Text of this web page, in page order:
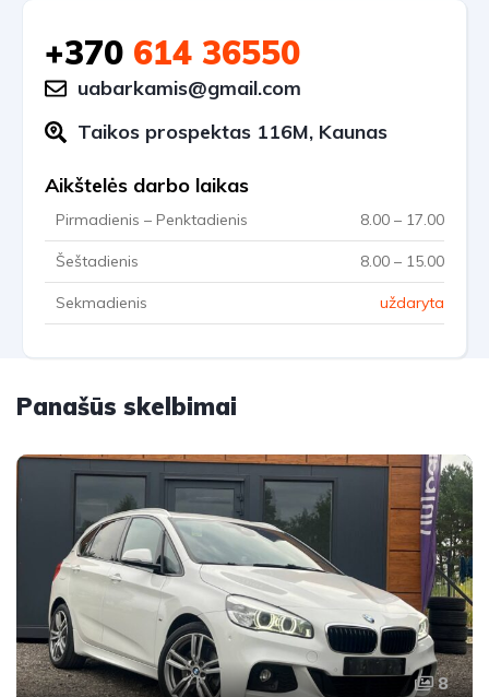
+370 614 36550
uabarkamis@gmail.com
Taikos prospektas 116M, Kaunas
Aikštelės darbo laikas
Pirmadienis – Penktadienis 8.00 – 17.00
Šeštadienis 8.00 – 15.00
Sekmadienis uždaryta
Panašūs skelbimai
8